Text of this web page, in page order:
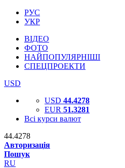
РУС
УКР
ВІДЕО
ФОТО
НАЙПОПУЛЯРНІШІ
СПЕЦПРОЕКТИ
USD
USD 44.4278
EUR 51.3281
Всі курси валют
44.4278
Авторизація
Пошук
RU